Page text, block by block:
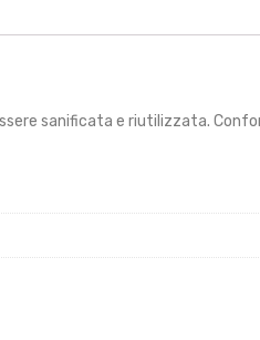
sanificata e riutilizzata.